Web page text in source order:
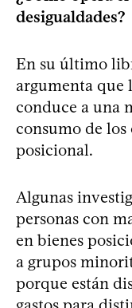
desigualdades?
En su último
argumenta que
conduce a una
consumo de
posicional.
Algunas
personas con
en bienes
a grupos
porque están